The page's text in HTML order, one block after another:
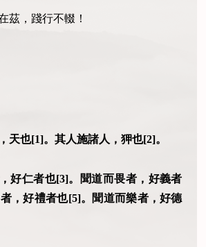
茲，踐行不輟！
天也[1]。其人施諸人，狎也[2]。
好仁者也[3]。聞道而畏者，好義者
，好禮者也[5]。聞道而樂者，好德